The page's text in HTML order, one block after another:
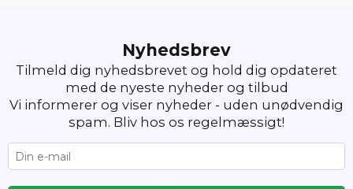
Nyhedsbrev
Tilmeld dig nyhedsbrevet og hold dig opdateret
med de nyeste nyheder og tilbud
Vi informerer og viser nyheder - uden unødvendig
spam. Bliv hos os regelmæssigt!